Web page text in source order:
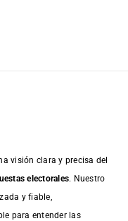
visión clara y precisa del
electorales. Nuestro
y fiable,
para entender las